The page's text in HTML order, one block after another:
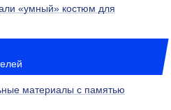
«умный» костюм для
материалы с памятью